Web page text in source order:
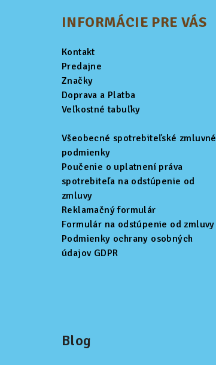
INFORMÁCIE PRE VÁS
Kontakt
Predajne
Značky
Doprava a Platba
Veľkostné tabuľky
Všeobecné spotrebiteľské zmluvné
podmienky
Poučenie o uplatnení práva
spotrebiteľa na odstúpenie od
zmluvy
Reklamačný formulár
Formulár na odstúpenie od zmluvy
Podmienky ochrany osobných
údajov GDPR
Blog